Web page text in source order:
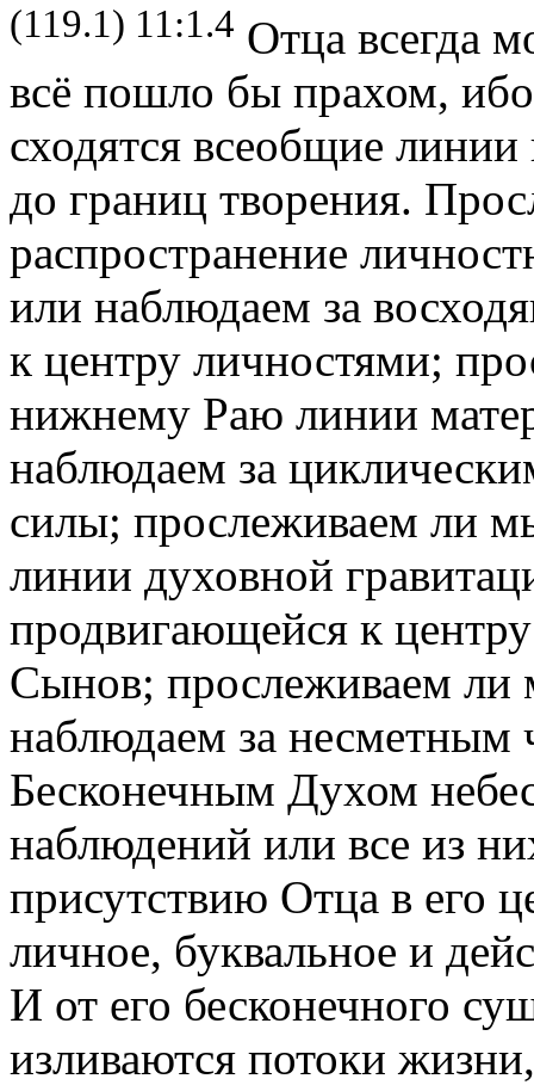
(119.1) 11:1.4 Отца всегда
всё пошло бы прахом,
сходятся всеобщие
до границ творения.
распространение
или наблюдаем за
к центру личностями;
нижнему Раю линии
наблюдаем за
силы; прослеживаем ли
линии духовной
продвигающейся к
Сынов; прослеживаем ли
наблюдаем за
Бесконечным Духом
наблюдений или все из
присутствию Отца в его
личное, буквальное и
И от его бесконечного
изливаются потоки